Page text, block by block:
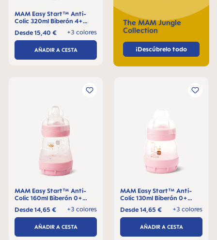
The MAM Jungle
Collection
¡Descúbrelo todo
MAM Easy Start™ Anti-
Colic 320ml Biberón 4+
+3 colores
Desde15,40 €
AÑADIR A CESTA
MAM Easy Start™ Anti-
Colic 160ml Biberón 0+
+3 colores
Desde14,65 €
AÑADIR A CESTA
MAM Easy Start™ Anti-
Colic 130ml Biberón 0+
+3 colores
Desde14,65 €
AÑADIR A CESTA